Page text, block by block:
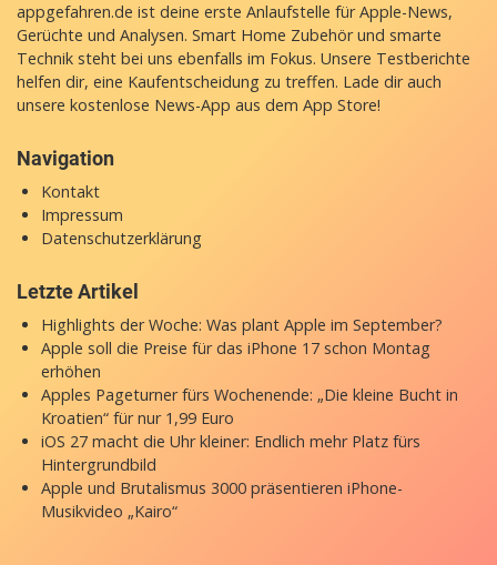
appgefahren.de ist deine erste Anlaufstelle für Apple-News,
Gerüchte und Analysen. Smart Home Zubehör und smarte
Technik steht bei uns ebenfalls im Fokus. Unsere Testberichte
helfen dir, eine Kaufentscheidung zu treffen. Lade dir auch
unsere kostenlose News-App aus dem App Store!
Navigation
Kontakt
Impressum
Datenschutzerklärung
Letzte Artikel
Highlights der Woche: Was plant Apple im September?
Apple soll die Preise für das iPhone 17 schon Montag
erhöhen
Apples Pageturner fürs Wochenende: „Die kleine Bucht in
Kroatien“ für nur 1,99 Euro
iOS 27 macht die Uhr kleiner: Endlich mehr Platz fürs
Hintergrundbild
Apple und Brutalismus 3000 präsentieren iPhone-
Musikvideo „Kairo“